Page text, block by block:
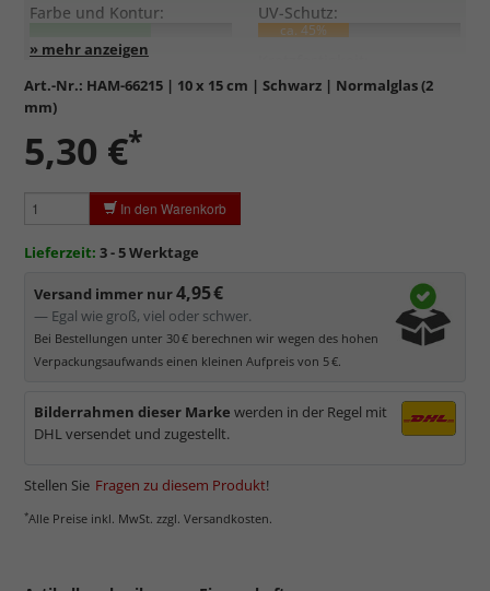
Farbe und Kontur: UV-Schutz:
ca. 45%
Entspiegelung:
Standardglas
Formstabil, preiswert, witterungs- und hitzebeständig
sowiekratzfest.
Reflektierende Oberfläche
werden kann.
Schutz des Bildes.
Normalglas hat eine leichte Grünfärbung
, wodurch es im
Bereich der Weißtöne zu einem dezenten Grünschimmer
kommt. Für Bilder mit hellen Farben empfehlen wir Kunst- oder
Museumsglas.
Art.-Nr.: HAM-66215 | 10 x 15 cm | Schwarz | Normalglas (2
mm)
5,30 €*
In den Warenkorb
Lieferzeit: 3 - 5 Werktage
Versand immer nur4,95 €
— Egal wie groß, viel oder schwer.
Bei Bestellungen unter 30 € berechnen wir wegen des hohen
Verpackungsaufwands einen kleinen Aufpreis von 5 €.
Bilderrahmen dieser Marke werden in der Regel mit
DHL versendet und zugestellt.
Stellen Sie Fragen zu diesem Produkt!
*Alle Preise inkl. MwSt. zzgl. Versandkosten.